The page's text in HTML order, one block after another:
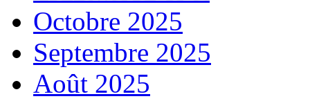
Octobre 2025
Septembre 2025
Août 2025